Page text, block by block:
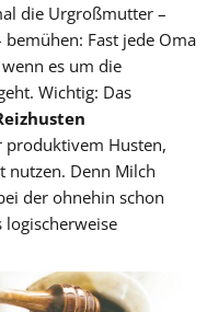
die Urgroßmutter –
Fast jede Oma
es um die
Wichtig: Das
produktivem Husten,
nutzen. Denn Milch
der ohnehin schon
logischerweise